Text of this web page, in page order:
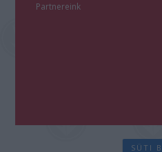
Partnereink
SÜTI